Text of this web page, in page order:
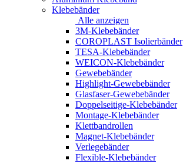
Klebebänder
Alle anzeigen
3M-Klebebänder
COROPLAST Isolierbänder
TESA-Klebebänder
WEICON-Klebebänder
Gewebebänder
Highlight-Gewebebänder
Glasfaser-Gewebebänder
Doppelseitige-Klebebänder
Montage-Klebebänder
Klettbandrollen
Magnet-Klebebänder
Verlegebänder
Flexible-Klebebänder